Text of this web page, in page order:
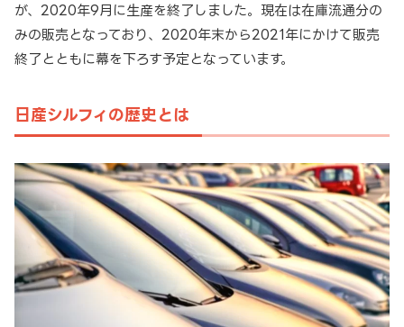
が、2020年9月に生産を終了しました。現在は在庫流通分の
みの販売となっており、2020年末から2021年にかけて販売
終了とともに幕を下ろす予定となっています。
日産シルフィの歴史とは